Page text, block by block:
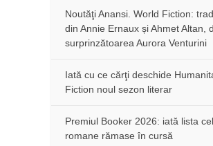
Noutăţi Anansi. World Fiction:
din Annie Ernaux și Ahmet Altan,
surprinzătoarea Aurora Venturini
Iată cu ce cărţi deschide
Fiction noul sezon literar
Premiul Booker 2026: iată lista
romane rămase în cursă